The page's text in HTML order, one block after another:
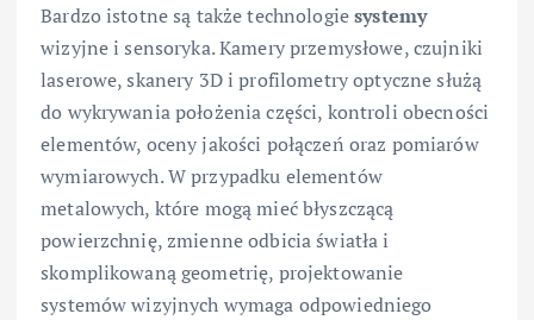
Bardzo istotne są także technologiesystemy
wizyjne i sensoryka. Kamery przemysłowe, czujniki
laserowe, skanery 3D i profilometry optyczne służą
do wykrywania położenia części, kontroli obecności
elementów, oceny jakości połączeń oraz pomiarów
wymiarowych. W przypadku elementów
metalowych, które mogą mieć błyszczącą
powierzchnię, zmienne odbicia światła i
skomplikowaną geometrię, projektowanie
systemów wizyjnych wymaga odpowiedniego